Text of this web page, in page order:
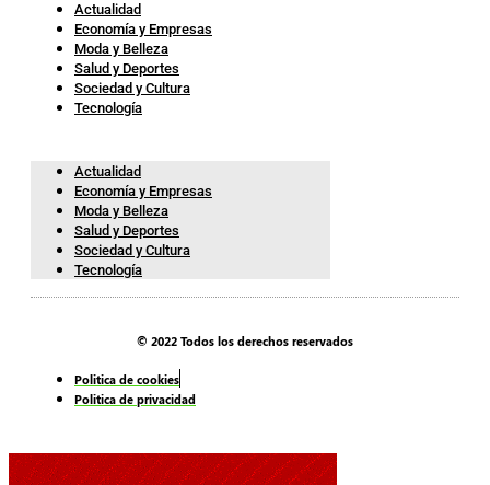
Actualidad
Economía y Empresas
Moda y Belleza
Salud y Deportes
Sociedad y Cultura
Tecnología
Actualidad
Economía y Empresas
Moda y Belleza
Salud y Deportes
Sociedad y Cultura
Tecnología
© 2022 Todos los derechos reservados
Politica de cookies
Politica de privacidad